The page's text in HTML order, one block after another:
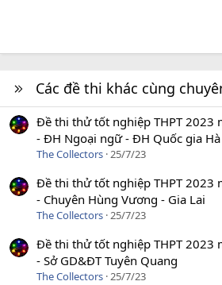
Các đề thi khác cùng
Đề thi thử tốt nghiệp THPT 2023
- ĐH Ngoại ngữ - ĐH Quốc gia
The Collectors 25/7/23
Đề thi thử tốt nghiệp THPT 2023
- Chuyên Hùng Vương - Gia Lai
The Collectors 25/7/23
Đề thi thử tốt nghiệp THPT 2023
- Sở GD&ĐT Tuyên Quang
The Collectors 25/7/23